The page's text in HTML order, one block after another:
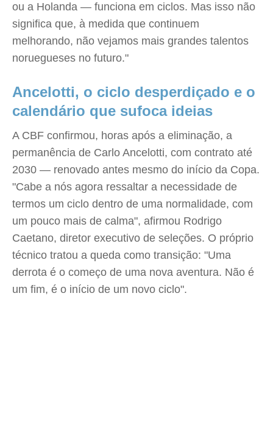
ou a Holanda — funciona em ciclos. Mas isso não
significa que, à medida que continuem
melhorando, não vejamos mais grandes talentos
noruegueses no futuro."
Ancelotti, o ciclo desperdiçado e o
calendário que sufoca ideias
A CBF confirmou, horas após a eliminação, a
permanência de Carlo Ancelotti, com contrato até
2030 — renovado antes mesmo do início da Copa.
"Cabe a nós agora ressaltar a necessidade de
termos um ciclo dentro de uma normalidade, com
um pouco mais de calma", afirmou Rodrigo
Caetano, diretor executivo de seleções. O próprio
técnico tratou a queda como transição: "Uma
derrota é o começo de uma nova aventura. Não é
um fim, é o início de um novo ciclo".